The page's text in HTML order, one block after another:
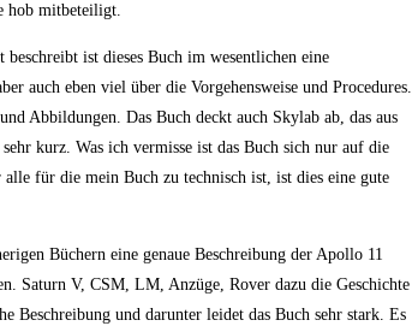
hob mitbeteiligt.
ist dieses Buch im wesentlichen eine
auch eben viel über die Vorgehensweise und Procedures.
Abbildungen. Das Buch deckt auch Skylab ab, das aus
kurz. Was ich vermisse ist das Buch sich nur auf die
für die mein Buch zu technisch ist, ist dies eine gute
Büchern eine genaue Beschreibung der Apollo 11
Saturn V, CSM, LM, Anzüge, Rover dazu die Geschichte
Beschreibung und darunter leidet das Buch sehr stark. Es